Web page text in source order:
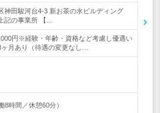
神田駿河台4-3 新お茶の水ビルディング
記の事業所 【…
円※経験・年齢・資格など考慮し優遇い
月あり（待遇の変更なし…
8時間／休憩60分）